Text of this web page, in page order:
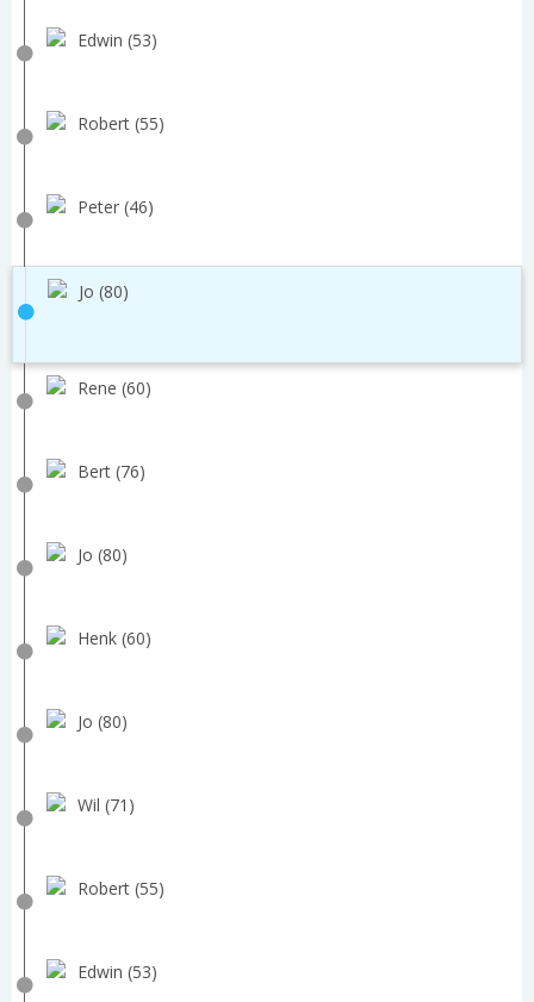
Edwin (53)
Robert (55)
Peter (46)
Jo (80)
Rene (60)
Bert (76)
Jo (80)
Henk (60)
Jo (80)
Wil (71)
Robert (55)
Edwin (53)